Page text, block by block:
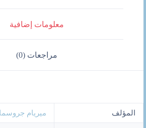
معلومات إضافية
مراجعات (0)
المؤلف ميريام